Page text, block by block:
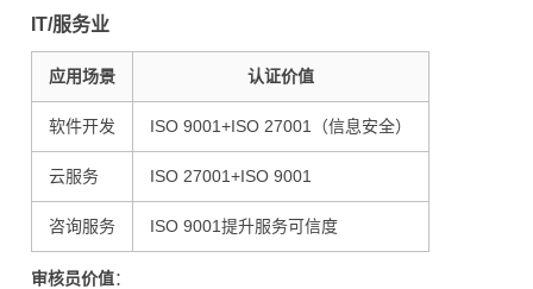
IT/服务业
应用场景 认证价值
软件开发 ISO 9001+ISO 27001（信息安全）
云服务 ISO 27001+ISO 9001
咨询服务 ISO 9001提升服务可信度
审核员价值：